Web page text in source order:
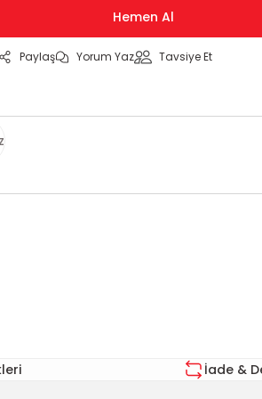
Hemen Al
Paylaş Yorum Yaz Tavsiye Et
İade &